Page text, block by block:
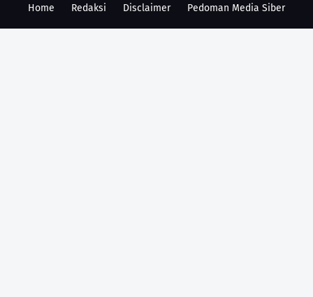
Home
Redaksi Disclaimer Pedoman Media Siber